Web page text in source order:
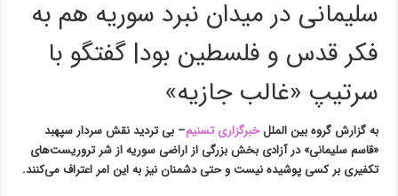
سلیمانی در میدان نبرد سوریه هم به
فکر قدس و فلسطین بود| گفتگو با
سرتیپ «غالب جازیه»
به گزارش گروه بین المللخبرگزاری تسنیم– بی تردید نقش سردار سپهبد
«قاسم سلیمانی» در آزادی بخش بزرگی از اراضی سوریه از شر تروریست‌های
تکفیری بر کسی پوشیده نیست و حتی دشمنان نیز به این امر اعتراف می‌کنند.